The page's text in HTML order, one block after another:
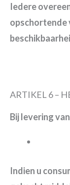
Iedere
opschortende
ARTIKEL 6 –
Bij levering
Indien u